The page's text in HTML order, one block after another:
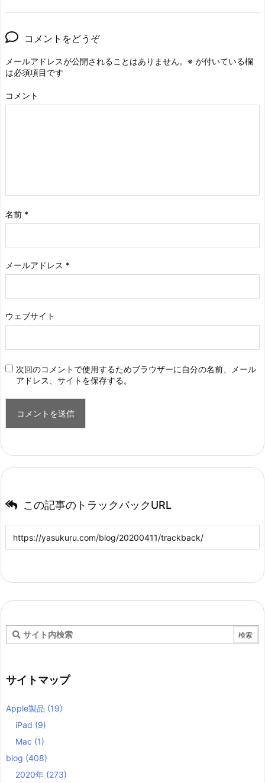
コメントをどうぞ
メールアドレスが公開されることはありません。 ※ が付いている欄
は必須項目です
コメント
名前 *
メールアドレス *
ウェブサイト
次回のコメントで使用するためブラウザーに自分の名前、メール
アドレス、サイトを保存する。
この記事のトラックバックURL
サイトマップ
Apple製品 (19)
iPad (9)
Mac (1)
blog (408)
2020年 (273)